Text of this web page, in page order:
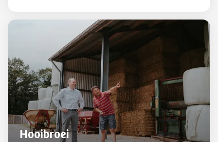
Hooibroei